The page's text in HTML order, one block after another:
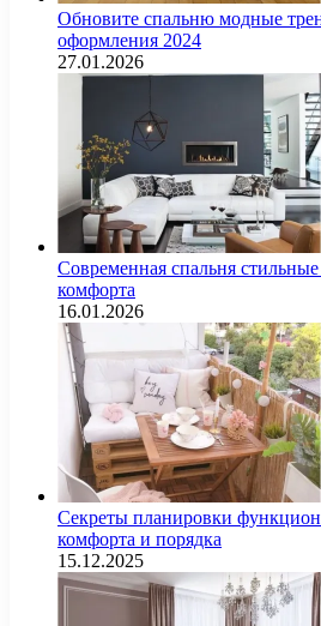
Обновите спальню модные
оформления 2024
27.01.2026
Современная спальня
комфорта
16.01.2026
Секреты планировки
комфорта и порядка
15.12.2025